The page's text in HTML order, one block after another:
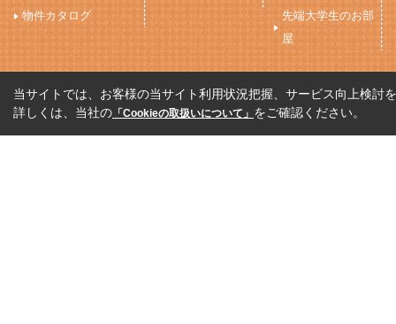
物件カタログ
先端大学生のお部
屋
当サイトでは、お客様の当サイト利用状況把握、サービス向上検討
詳しくは、当社の 「Cookieの取扱いについて」 をご確認ください。